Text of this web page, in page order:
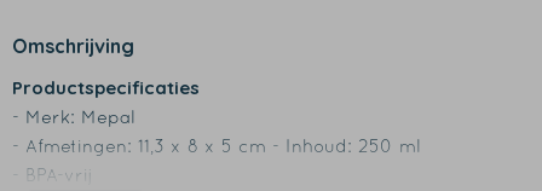
Omschrijving
Productspecificaties
- Merk: Mepal
- Afmetingen: 11,3 x 8 x 5 cm - Inhoud: 250 ml
- BPA-vrij